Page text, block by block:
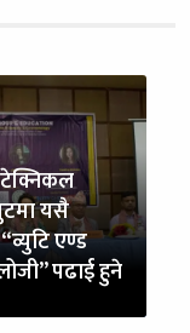
यसै
एण्ड
पढाई हुने